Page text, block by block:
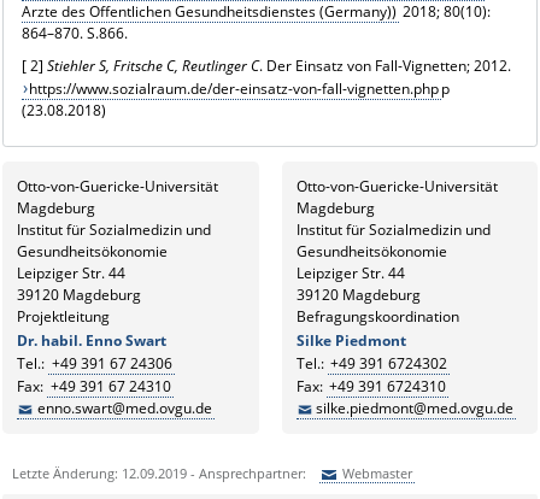
Arzte des Offentlichen Gesundheitsdienstes (Germany)) 2018; 80(10):
864–870. S.866.
[2] StiehlerS, FritscheC, ReutlingerC. Der Einsatz von Fall-Vignetten; 2012.
https://www.sozialraum.de/der-einsatz-von-fall-vignetten.phpp
(23.08.2018)
Otto-von-Guericke-Universität
Magdeburg
Institut für Sozialmedizin und
Gesundheitsökonomie
Leipziger Str. 44
39120 Magdeburg
Projektleitung
Dr. habil. Enno Swart
Tel.: +49 391 67 24306
Fax: +49 391 67 24310
enno.swart@med.ovgu.de
Otto-von-Guericke-Universität
Magdeburg
Institut für Sozialmedizin und
Gesundheitsökonomie
Leipziger Str. 44
39120 Magdeburg
Befragungskoordination
Silke Piedmont
Tel.: +49 391 6724302
Fax: +49 391 6724310
silke.piedmont@med.ovgu.de
Letzte Änderung: 12.09.2019 - Ansprechpartner: Webmaster